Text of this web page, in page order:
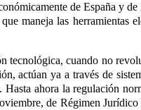
de España y
maneja las herramientas
cuando no
actúan ya a través de
ahora la regulación
de Régimen